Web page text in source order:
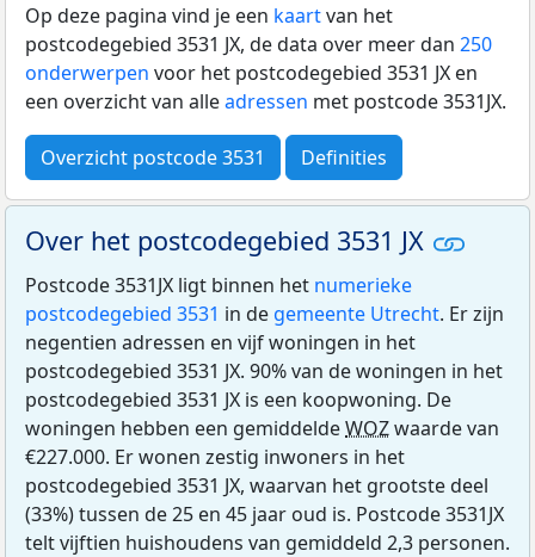
Op deze pagina vind je een kaartvan het
postcodegebied 3531 JX, de data over meer dan 250
onderwerpen voor het postcodegebied 3531 JX en
een overzicht van alleadressen met postcode 3531JX.
Overzicht postcode 3531 Definities
Over het postcodegebied 3531 JX
Postcode 3531JX ligt binnen het numerieke
postcodegebied 3531 in de gemeente Utrecht. Er zijn
negentien adressen en vijf woningen in het
postcodegebied 3531 JX. 90% van de woningen in het
postcodegebied 3531 JX is een koopwoning. De
woningen hebben een gemiddeldeWOZwaarde van
€227.000. Er wonen zestig inwoners in het
postcodegebied 3531 JX, waarvan het grootste deel
(33%) tussen de 25 en 45 jaar oud is. Postcode 3531JX
telt vijftien huishoudens van gemiddeld 2,3 personen.